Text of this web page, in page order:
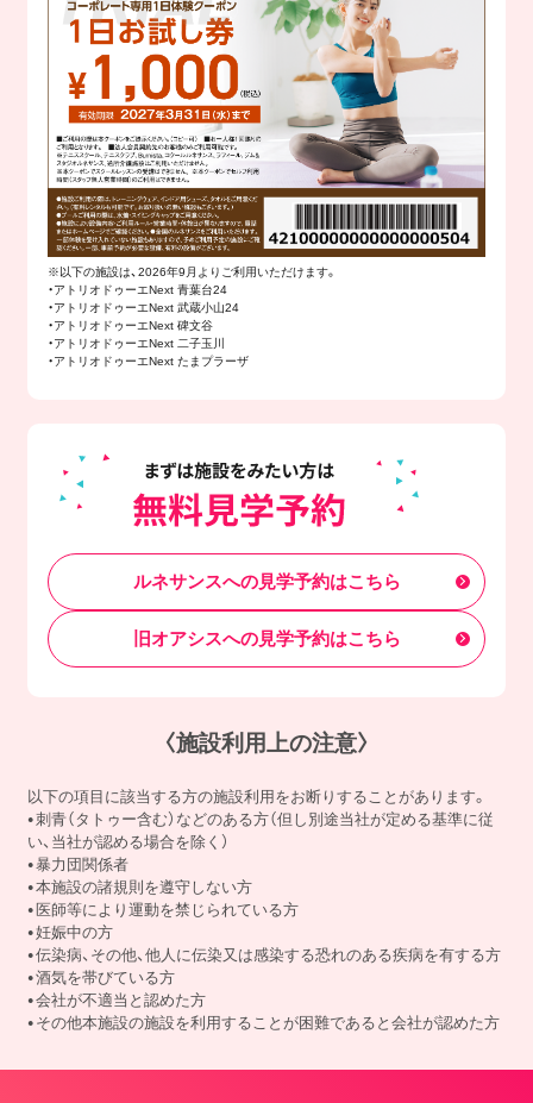
※以下の施設は、2026年9月よりご利用いただけます。
・アトリオドゥーエNext 青葉台24
・アトリオドゥーエNext 武蔵小山24
・アトリオドゥーエNext 碑文谷
・アトリオドゥーエNext 二子玉川
・アトリオドゥーエNext たまプラーザ
ルネサンスへの見学予約はこちら
旧オアシスへの見学予約はこちら
〈施設利用上の注意〉
以下の項目に該当する方の施設利用をお断りすることがあります。
刺青（タトゥー含む）などのある方（但し別途当社が定める基準に従
い、当社が認める場合を除く）
暴力団関係者
本施設の諸規則を遵守しない方
医師等により運動を禁じられている方
妊娠中の方
伝染病、その他、他人に伝染又は感染する恐れのある疾病を有する方
酒気を帯びている方
会社が不適当と認めた方
その他本施設の施設を利用することが困難であると会社が認めた方